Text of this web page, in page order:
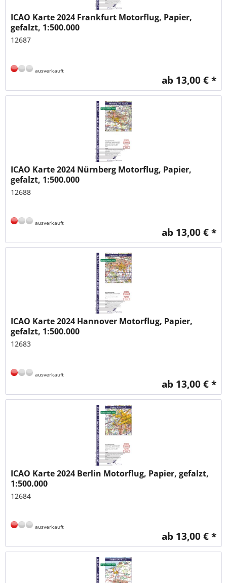
ICAO Karte 2024 Frankfurt Motorflug, Papier,
gefalzt, 1:500.000
12687
ausverkauft
ab 13,00 € *
ICAO Karte 2024 Nürnberg Motorflug, Papier,
gefalzt, 1:500.000
12688
ausverkauft
ab 13,00 € *
ICAO Karte 2024 Hannover Motorflug, Papier,
gefalzt, 1:500.000
12683
ausverkauft
ab 13,00 € *
ICAO Karte 2024 Berlin Motorflug, Papier, gefalzt,
1:500.000
12684
ausverkauft
ab 13,00 € *